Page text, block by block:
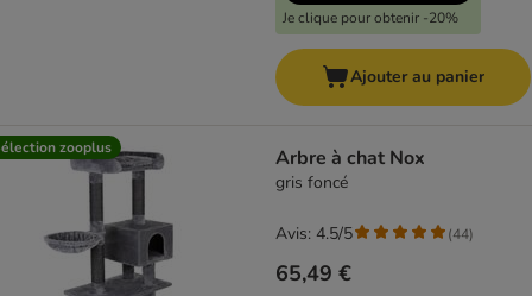
Je clique pour obtenir -20%
Ajouter au panier
zooplus Arbre à chat Nox
gris foncé
65,49 €
Avis: 4.5/5 (44)